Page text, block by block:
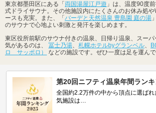
東京都墨田区にある「 両国湯屋江戸遊 」は、温度90度
式ドライサウナ。その他施設内にたくさんのお休み処
ースも充実。また、「 バーデと天然温泉 豊島園 庭の湯
のサウナで心地よい刺激と発汗を楽しめます。
東区役所前駅のサウナ付きの温泉、日帰り温泉、スー
気があるのは、 冨士乃湯、 札幌ホテルbyグランベル、
ロ サッポロ）
などの施設です。ぜひ一度は足を運んで
第20回ニフティ温泉年間ラン
全国約2.2万件の中から頂点に選ばれ
気施設は…